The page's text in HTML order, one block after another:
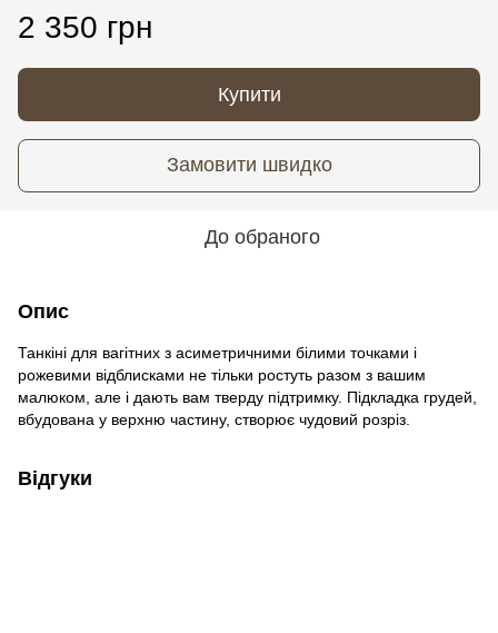
2 350 грн
Купити
Замовити швидко
До обраного
Опис
Танкіні для вагітних з асиметричними білими точками і
рожевими відблисками не тільки ростуть разом з вашим
малюком, але і дають вам тверду підтримку. Підкладка грудей,
вбудована у верхню частину, створює чудовий розріз.
Відгуки